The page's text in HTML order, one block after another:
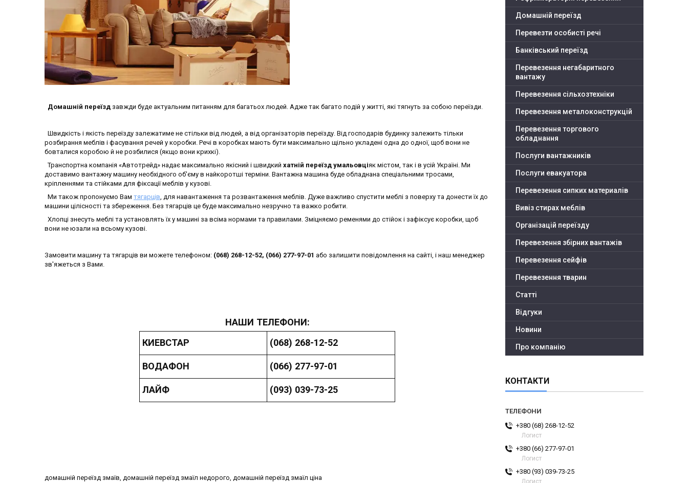
Домашній переїзд завжди буде актуальним питанням для багатьох людей. Адже так багато подій у житті, які тягнуть за собою переїзди.
Швидкість і якість переїзду залежатиме не стільки від людей, а від організаторів переїзду. Від господарів будинку залежить тільки
розбирання меблів і фасування речей у коробки. Речі в коробках мають бути максимально щільно укладені одна до одної, щоб вони не
бовталися коробою й не розбилися (якщо вони крихкі).
Транспортна компанія «Автотрейд» надає максимально якісний і швидкий хатній переїзд умальовціяк містом, так і в усій Україні. Ми
доставимо вантажну машину необхідного об'єму в найкоротші терміни. Вантажна машина буде обладнана спеціальними тросами,
кріпленнями та стійками для фіксації меблів у кузові.
Ми також пропонуємо Вам тягарців, для навантаження та розвантаження меблів. Дуже важливо спустити меблі з поверху та донести їх до
машини цілісності та збереження. Без тягарців це буде максимально незручно та важко робити.
Хлопці знесуть меблі та установлять їх у машині за всіма нормами та правилами. Зміцняємо ременями до стійок і зафіксує коробки, щоб
вони не юзали на всьому кузові.
Замовити машину та тягарців ви можете телефоном: (068) 268-12-52, (066) 277-97-01 або залишити повідомлення на сайті, і наш менеджер
зв'яжеться з Вами.
НАШИ ТЕЛЕФОНИ:
КИЕВСТАР
(068) 268-12-52
ВОДАФОН (066) 277-97-01
ЛАЙФ (093) 039-73-25
домашній переїзд змаїв, домашній переїзд змаїл недорого, домашній переїзд змаїл ціна
Домашній переїзд
Перевезти особисті речі
Банківський переїзд
Перевезення негабаритного
вантажу
Перевезення сільхозтехніки
Перевезення металоконструкцій
Перевезення торгового
обладнання
Послуги вантажників
Послуги евакуатора
Перевезення сипких материалів
Вивіз стирах меблів
Організацій переїзду
Перевезення збірних вантажів
Перевезення сейфів
Перевезення тварин
Статті
Відгуки
Новини
Про компанію
КОНТАКТИ
+380 (68) 268-12-52
Логист
+380 (66) 277-97-01
Логист
+380 (93) 039-73-25